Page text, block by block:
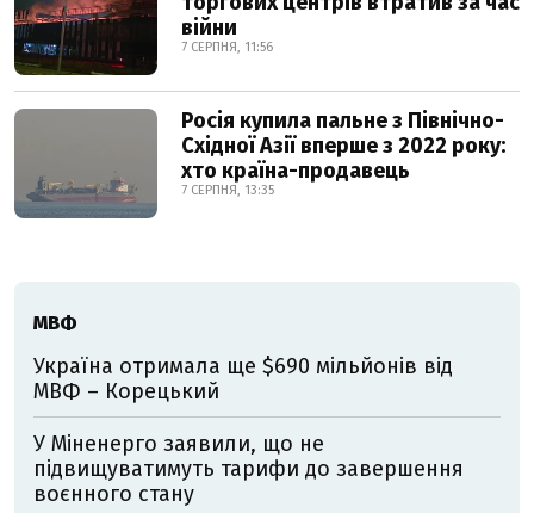
війни
7 СЕРПНЯ, 11:56
Росія купила пальне з Північно-
Східної Азії вперше з 2022 року:
хто країна-продавець
7 СЕРПНЯ, 13:35
МВФ
Україна отримала ще $690 мільйонів від
МВФ – Корецький
У Міненерго заявили, що не
підвищуватимуть тарифи до завершення
воєнного стану